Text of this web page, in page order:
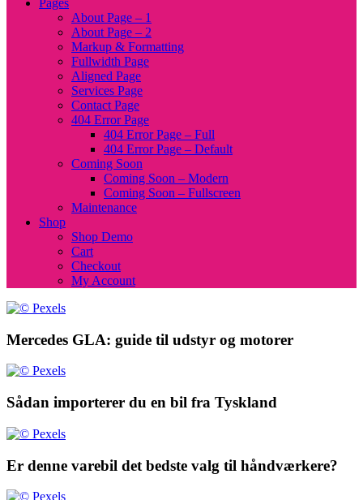
Pages
About Page – 1
About Page – 2
Markup & Formatting
Fullwidth Page
Aligned Page
Services Page
Contact Page
404 Error Page
404 Error Page – Full
404 Error Page – Default
Coming Soon
Coming Soon – Modern
Coming Soon – Fullscreen
Maintenance
Shop
Shop Demo
Cart
Checkout
My Account
Mercedes GLA: guide til udstyr og motorer
Sådan importerer du en bil fra Tyskland
Er denne varebil det bedste valg til håndværkere?